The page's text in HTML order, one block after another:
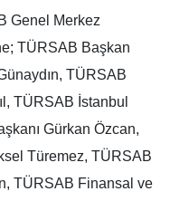
Genel Merkez
TÜRSAB Başkan
TÜRSAB
TÜRSAB İstanbul
Gürkan Özcan,
Türemez, TÜRSAB
TÜRSAB Finansal ve